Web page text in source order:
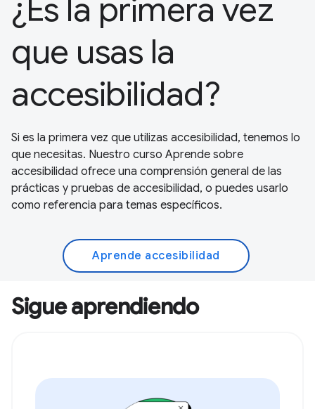
¿Es la primera vez
que usas la
accesibilidad?
Si es la primera vez que utilizas accesibilidad, tenemos lo
que necesitas. Nuestro curso Aprende sobre
accesibilidad ofrece una comprensión general de las
prácticas y pruebas de accesibilidad, o puedes usarlo
como referencia para temas específicos.
Aprende accesibilidad
Sigue aprendiendo